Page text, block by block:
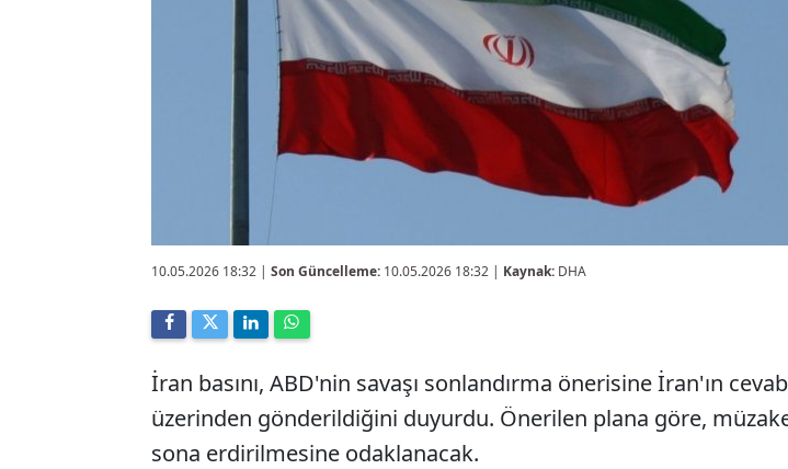
10.05.2026 18:32 | Son Güncelleme: 10.05.2026 18:32 | Kaynak: DHA
İran basını, ABD'nin savaşı sonlandırma önerisine İran'ın
üzerinden gönderildiğini duyurdu. Önerilen plana göre,
sona erdirilmesine odaklanacak.